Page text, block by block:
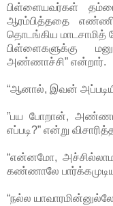
பிள்ளையவர்கள்
ஆரம்பித்ததை எண்ணி
தொடங்கிய மாடசாமித்
பிள்ளைகளுக்கு
அண்ணாச்சி” என்றார்.
“ஆனால், இவன்
”பய போறான்,
எப்படி?” என்று
“என்னமோ,
கண்ணாலே
“நல்ல